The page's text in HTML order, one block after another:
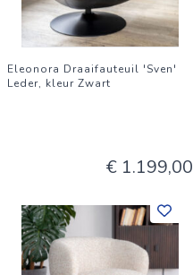
Eleonora Draaifauteuil 'Sven'
Leder, kleur Zwart
€ 1.199,00